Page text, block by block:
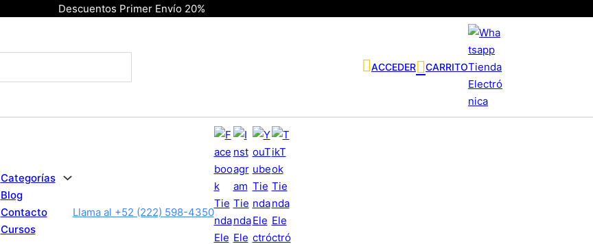
Descuentos Primer Envío 20%
ACCEDER CARRITO
Categorías
Blog
Contacto
Cursos
Llama al +52 (222) 598-4350